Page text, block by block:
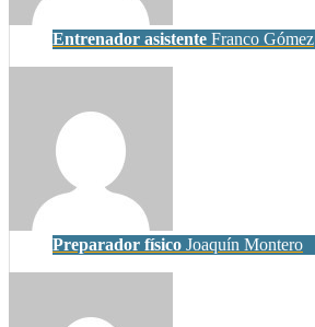
Entrenador asistente Franco Gómez
Preparador físico Joaquín Montero